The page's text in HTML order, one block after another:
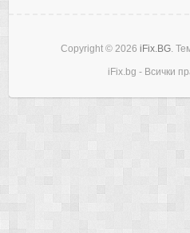
Copyright © 2026 iFix.BG.
iFix.bg - Всички